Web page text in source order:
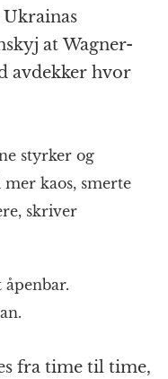
at Wagner-
avdekker hvor
styrker og
kaos, smerte
skriver
åpenbar.
fra time til time,